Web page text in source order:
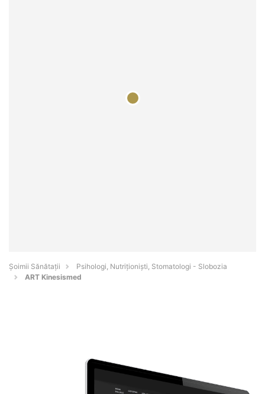
Şoimii Sănătații
Psihologi, Nutriționiști, Stomatologi - Slobozia
ART Kinesismed